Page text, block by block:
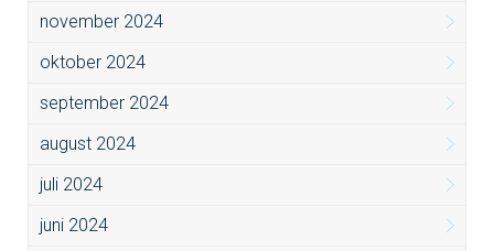
november 2024
oktober 2024
september 2024
august 2024
juli 2024
juni 2024